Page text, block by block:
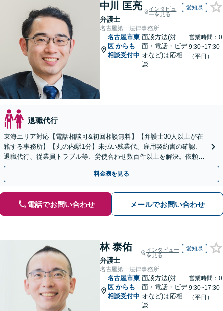
中川 匡亮
弁護士
インタビュ
ーを見る
愛知県
名古屋第一法律事務所
名古屋市東
区 からも
相談受付中
面談方法(対
面・電話・ビデ
オなど)は応相
談
営業時間：0
9:30~17:30
（平日）
退職代行
東海エリア対応【電話相談可&初回相談無料】【弁護士30人以上が在
籍する事務所】【丸の内駅1分】未払い残業代、雇用契約書の確認、
退職代行、従業員トラブル等、労使合わせ数百件以上を解決。依頼者
様の強い味方になります。残業代セミナー講師の経験多数
料金表を見る
電話でお問い合わせ メールでお問い合わせ
林 泰佑
弁護士
インタビュー
を見る
愛知県
名古屋第一法律事務所
名古屋市東
区 からも
相談受付中
面談方法(対
面・電話・ビデ
オなど)は応相
談
営業時間：0
9:30~17:30
（平日）